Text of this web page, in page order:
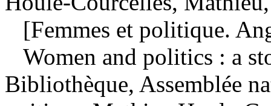
[Femmes et politique.
Women and politics : a
Bibliothèque, Assemblée